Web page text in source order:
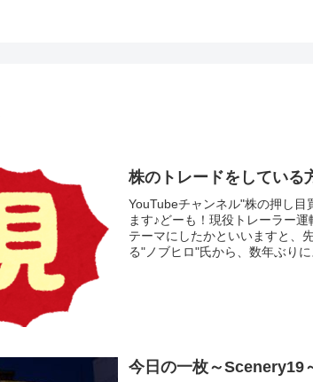
株のトレードをしている
YouTubeチャンネル"株の押し
ます♪どーも！現役トレーラー
テーマにしたかといいますと、
る"ノブヒロ"氏から、数年ぶりに
今日の一枚～Scenery19